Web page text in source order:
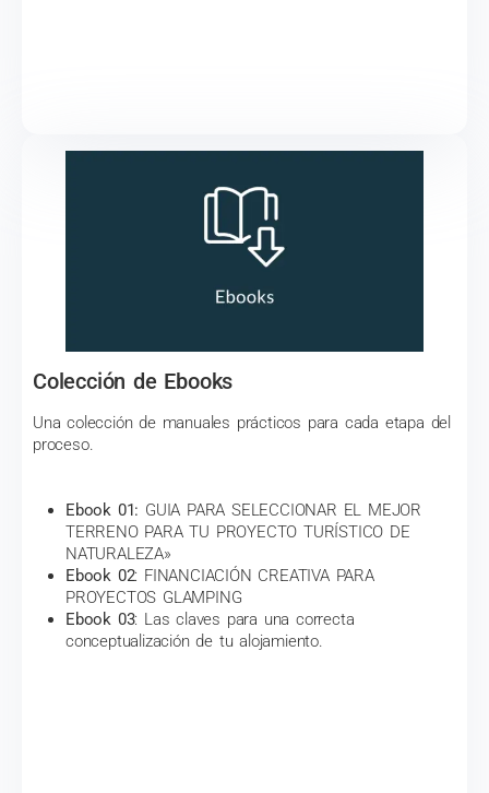
Colección de Ebooks
Una colección de manuales prácticos para cada etapa del
proceso.
Ebook 01: GUIA PARA SELECCIONAR EL MEJOR
TERRENO PARA TU PROYECTO TURÍSTICO DE
NATURALEZA»
Ebook 02: FINANCIACIÓN CREATIVA PARA
PROYECTOS GLAMPING
Ebook 03: Las claves para una correcta
conceptualización de tu alojamiento.